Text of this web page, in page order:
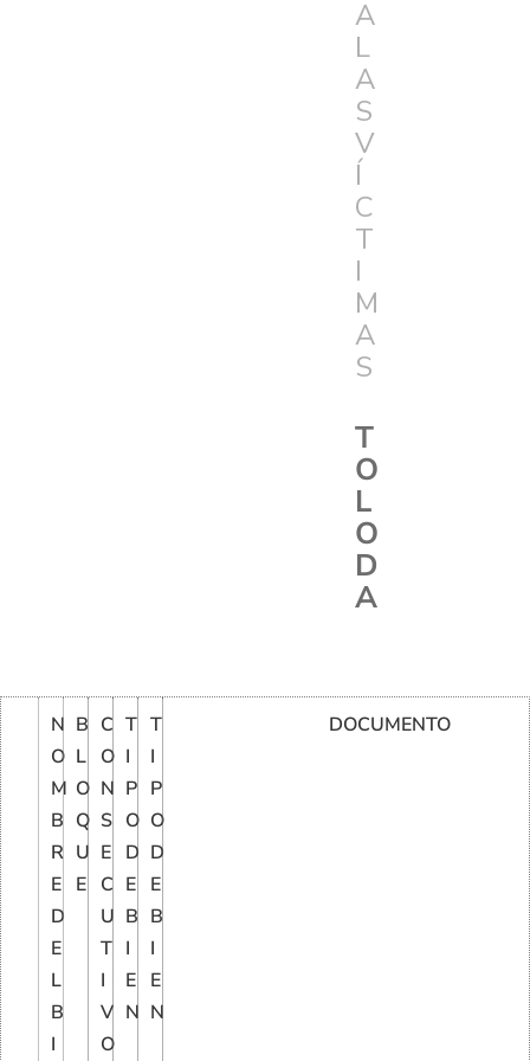
A
L
A
S
V
Í
C
T
I
M
A
S
T
O
L
O
D
A
N
O
M
B
R
E
D
E
L
B
I
B
L
O
Q
U
E
C
O
N
S
E
C
U
T
I
V
O
T
I
P
O
D
E
B
I
E
N
T
I
P
O
D
E
B
I
E
N
DOCUMENTO